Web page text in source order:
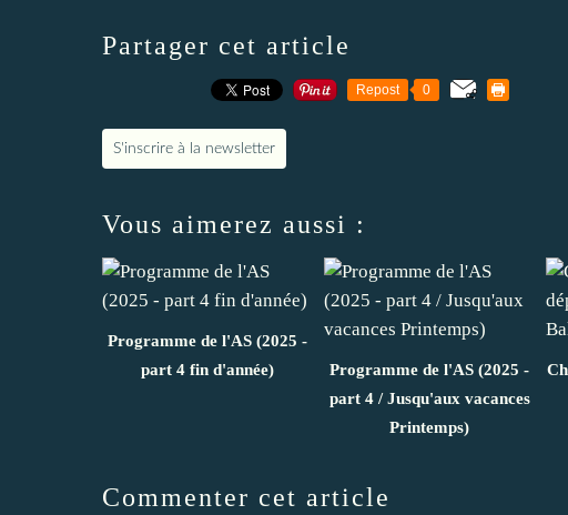
Partager cet article
Repost 0
S'inscrire à la newsletter
Vous aimerez aussi :
Programme de l'AS (2025 -
part 4 fin d'année)
Programme de l'AS (2025 -
part 4 / Jusqu'aux vacances
Printemps)
Commenter cet article